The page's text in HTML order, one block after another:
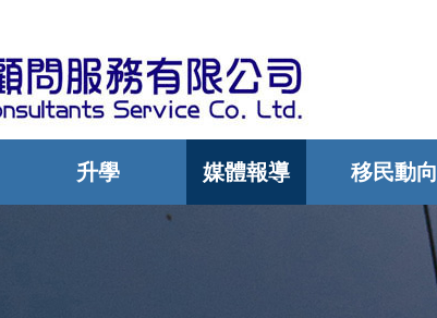
升學 媒體報導 移民動向